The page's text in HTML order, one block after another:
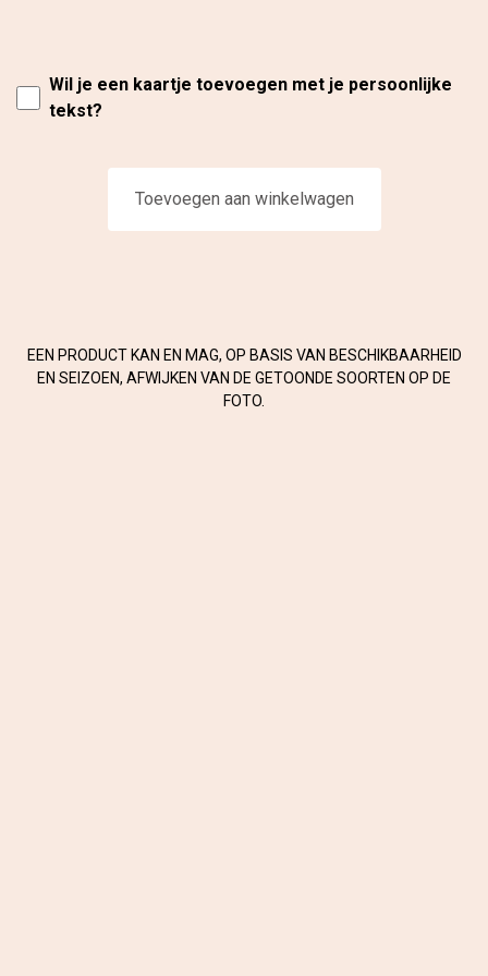
Wil je een kaartje toevoegen met je persoonlijke
tekst?
Toevoegen aan winkelwagen
EEN PRODUCT KAN EN MAG, OP BASIS VAN BESCHIKBAARHEID
EN SEIZOEN, AFWIJKEN VAN DE GETOONDE SOORTEN OP DE
FOTO.